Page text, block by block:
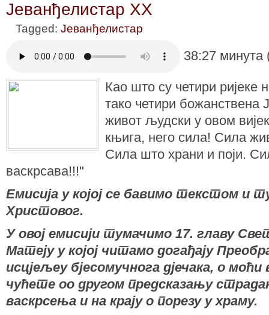
Јеванђелистар XX
Tagged: Јеванђелистар
38:27
Као што су четири ријеке
тако четири божанствена
живот људски у овом
књига, него сила! Сила
Сила што храни и поји.
васкрсава!!!"
Емисија у којој се бавимо текстом и
Христовог.
У овој емисији тумачимо 17. главу
Матеју у којој читамо догађају
исцјељеу бјесомучнога дјечака, о
чућете оо другом предсказању
васкрсења и на крају о порезу у храму.